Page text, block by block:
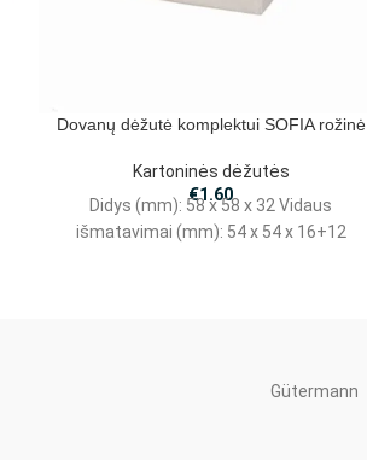
Dovanų dėžutė komplektui SOFIA rožinė
Kartoninės dėžutės
€1.60
Didys (mm): 58 x 58 x 32 Vidaus
išmatavimai (mm): 54 x 54 x 16+12
Gütermann